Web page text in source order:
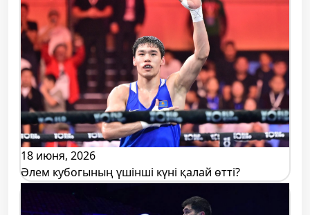
18 июня, 2026
Әлем кубогының үшінші күні қалай өтті?